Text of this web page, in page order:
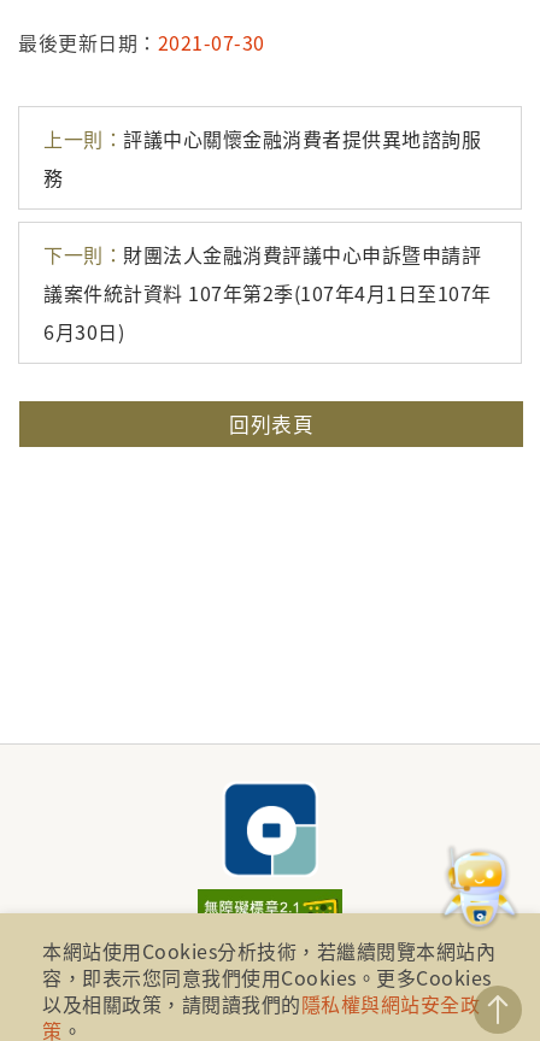
最後更新日期： 2021-07-30
上一則： 評議中心關懷金融消費者提供異地諮詢服
務
下一則： 財團法人金融消費評議中心申訴暨申請評
議案件統計資料 107年第2季(107年4月1日至107年
6月30日)
回列表頁
財團法人金融消費評議中心 著作權所有
地址：10041台北市忠孝西路一段四號17樓(崇聖大樓)
本網站使用Cookies分析技術，若繼續閱覽本網站內
容，即表示您同意我們使用Cookies。更多Cookies
以及相關政策，請閱讀我們的隱私權與網站安全政
策 。